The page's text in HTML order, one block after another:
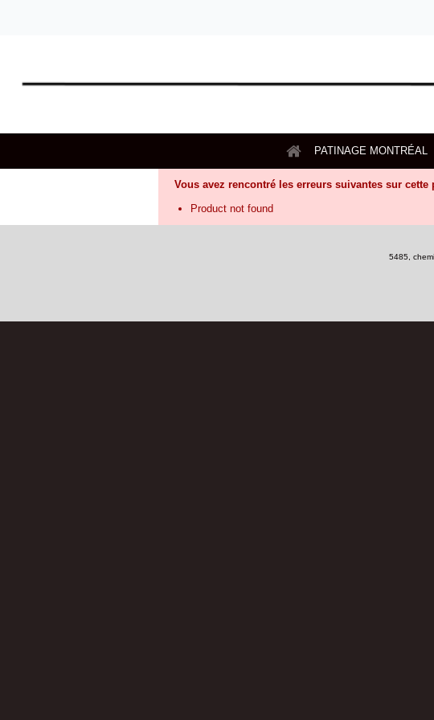
PATINAGE MONTRÉAL
Vous avez rencontré les erreurs suivantes sur cette
Product not found
5485,